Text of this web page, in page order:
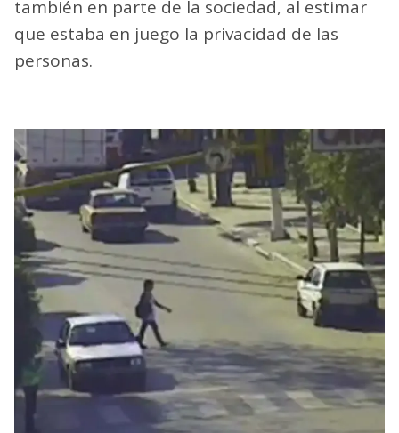
también en parte de la sociedad, al estimar
que estaba en juego la privacidad de las
personas.